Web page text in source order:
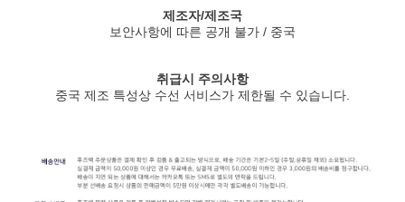
제조자/제조국
보안사항에 따른 공개 불가 / 중국
취급시 주의사항
중국 제조 특성상 수선 서비스가 제한될 수 있습니다.